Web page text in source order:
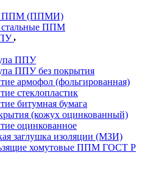
ППМ (ППМИ)
ППМ
ППУ
ППУ без покрытия
армофол (фольгированная)
стеклопластик
битумная бумага
(кожух оцинкованный)
оцинкованное
заглушка изоляции (МЗИ)
хомутовые ППМ ГОСТ Р